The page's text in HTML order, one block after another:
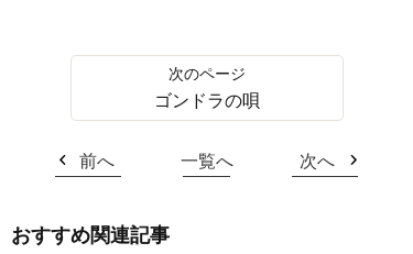
ゴンドラの唄
前へ 一覧へ 次へ
おすすめ関連記事